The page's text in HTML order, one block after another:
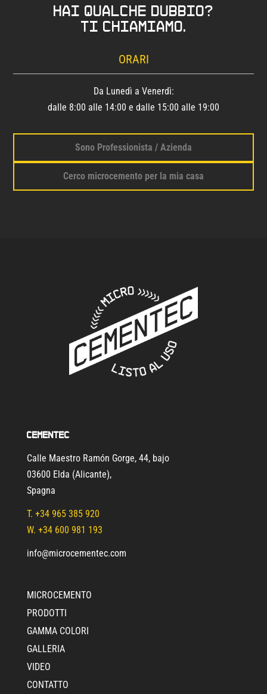
Hai qualche dubbio?
Ti chiamiamo.
ORARI
Da Lunedì a Venerdì:
dalle 8:00 alle 14:00 e dalle 15:00 alle 19:00
Sono Professionista / Azienda
Cerco microcemento per la mia casa
Cementec
Calle Maestro Ramón Gorge, 44, bajo
03600 Elda (Alicante),
Spagna
T. +34 965 385 920
W. +34 600 981 193
info@microcementec.com
MICROCEMENTO
PRODOTTI
GAMMA COLORI
GALLERIA
VIDEO
CONTATTO